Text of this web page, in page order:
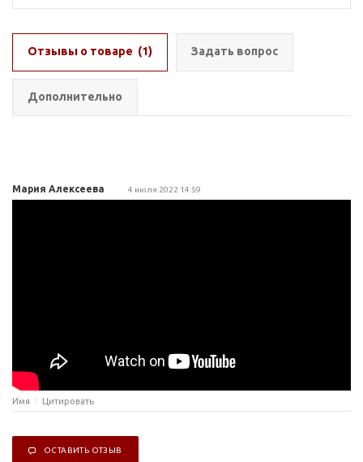
Отзывы о товаре (1) Задать вопрос
Дополнительно
Мария Алексеева 4 июля 2022 14:59
Имя Цитировать
ОСТАВИТЬ ОТЗЫВ